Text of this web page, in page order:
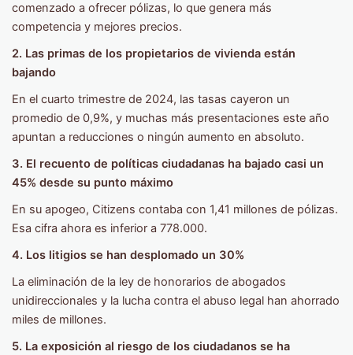
comenzado a ofrecer pólizas, lo que genera más
competencia y mejores precios.
2. Las primas de los propietarios de vivienda están
bajando
En el cuarto trimestre de 2024, las tasas cayeron un
promedio de 0,9%, y muchas más presentaciones este año
apuntan a reducciones o ningún aumento en absoluto.
3. El recuento de políticas ciudadanas ha bajado casi un
45% desde su punto máximo
En su apogeo, Citizens contaba con 1,41 millones de pólizas.
Esa cifra ahora es inferior a 778.000.
4. Los litigios se han desplomado un 30%
La eliminación de la ley de honorarios de abogados
unidireccionales y la lucha contra el abuso legal han ahorrado
miles de millones.
5. La exposición al riesgo de los ciudadanos se ha